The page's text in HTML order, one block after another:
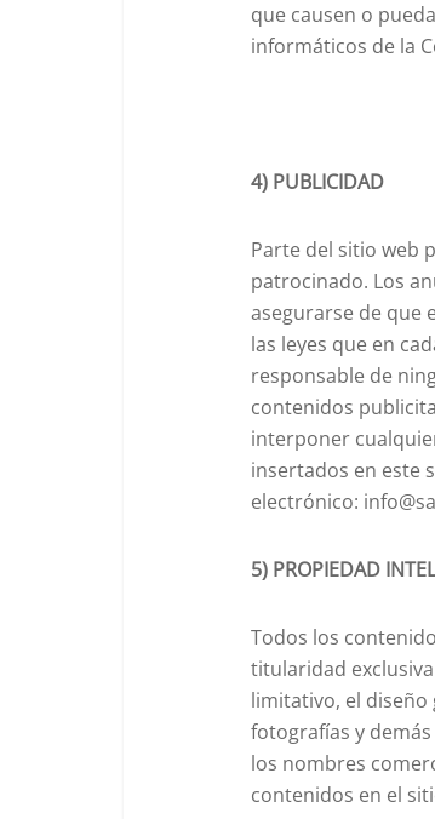
que causen o
informáticos de la
4) PUBLICIDAD
Parte del sitio web
patrocinado. Los
asegurarse de que
las leyes que en
responsable de
contenidos
interponer
insertados en este
electrónico:
5) PROPIEDAD
Todos los
titularidad
limitativo, el diseño
fotografías y
los nombres
contenidos en el